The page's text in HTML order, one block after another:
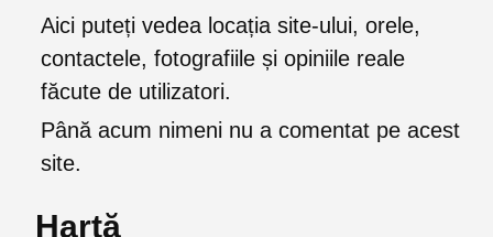
Aici puteți vedea locația site-ului, orele,
contactele, fotografiile și opiniile reale
făcute de utilizatori.
Până acum nimeni nu a comentat pe acest
site.
Hartă